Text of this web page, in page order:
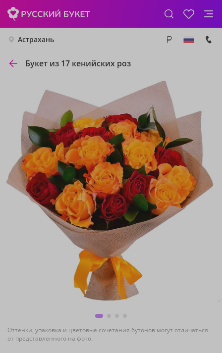
Астрахань
Букет из 17 кенийских роз
Оттенки, упаковка и цветовые сочетания бутонов могут отличаться
от представленного на фото.